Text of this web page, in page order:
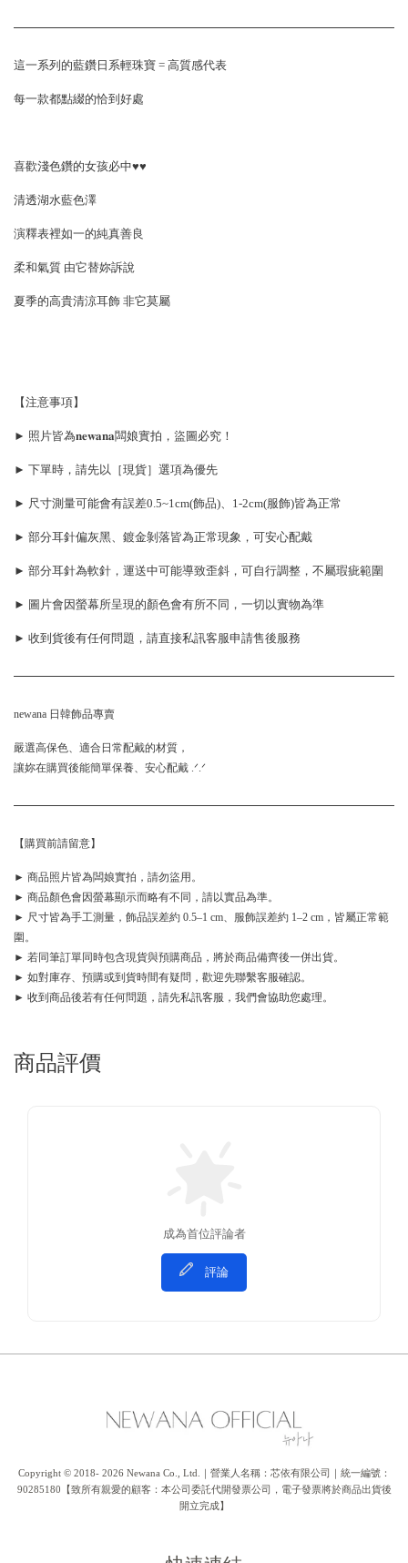
這一系列的藍鑽日系輕珠寶 = 高質感代表
每一款都點綴的恰到好處
喜歡淺色鑽的女孩必中♥♥
清透湖水藍色澤
演釋表裡如一的純真善良
柔和氣質 由它替妳訴說
夏季的高貴清涼耳飾 非它莫屬
【注意事項】
► 照片皆為𝐧𝐞𝐰𝐚𝐧𝐚闆娘實拍，盜圖必究！
► 下單時，請先以［現貨］選項為優先
► 尺寸測量可能會有誤差0.5~1cm(飾品)、1-2cm(服飾)皆為正常
► 部分耳針偏灰黑、鍍金剝落皆為正常現象，可安心配戴
► 部分耳針為軟針，運送中可能導致歪斜，可自行調整，不屬瑕疵範圍
► 圖片會因螢幕所呈現的顏色會有所不同，一切以實物為準
► 收到貨後有任何問題，請直接私訊客服申請售後服務
newana 日韓飾品專賣
嚴選高保色、適合日常配戴的材質，
讓妳在購買後能簡單保養、安心配戴 .ᐟ.ᐟ
【購買前請留意】
► 商品照片皆為闆娘實拍，請勿盜用。
► 商品顏色會因螢幕顯示而略有不同，請以實品為準。
► 尺寸皆為手工測量，飾品誤差約 0.5–1 cm、服飾誤差約 1–2 cm，皆屬正常範
圍。
► 若同筆訂單同時包含現貨與預購商品，將於商品備齊後一併出貨。
► 如對庫存、預購或到貨時間有疑問，歡迎先聯繫客服確認。
► 收到商品後若有任何問題，請先私訊客服，我們會協助您處理。
商品評價
成為首位評論者
評論
Copyright © 2018- 2026 Newana Co., Ltd.｜營業人名稱：芯依有限公司｜統一編號：
90285180【致所有親愛的顧客：本公司委託代開發票公司，電子發票將於商品出貨後
開立完成】